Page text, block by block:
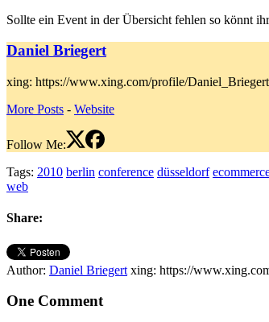
Sollte ein Event in der Übersicht fehlen so könnt
Daniel Briegert
xing: https://www.xing.com/profile/Daniel_Briegert
More Posts - Website
Follow Me:
Tags: 2010 berlin conference düsseldorf
web
Share:
Author: Daniel Briegert xing: https://
One Comment